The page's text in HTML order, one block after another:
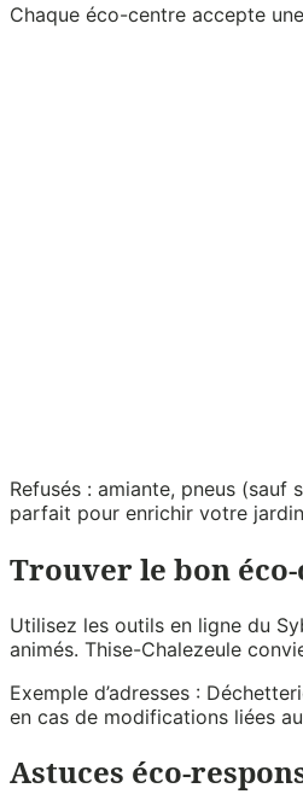
Chaque éco-centre accepte
Refusés : amiante, pneus
parfait pour enrichir votre
Trouver le bon
Utilisez les outils en ligne du
animés. Thise-Chalezeule
Exemple d’adresses :
en cas de modifications liées
Astuces éco-